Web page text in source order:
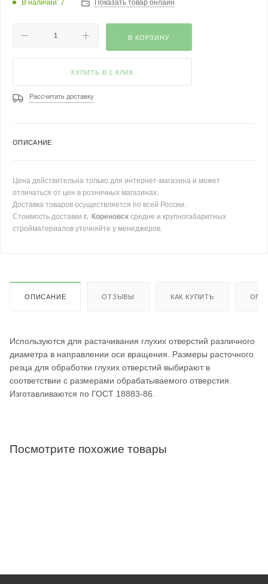
В наличии: 7 Показать товар онлайн
В КОРЗИНУ
КУПИТЬ В 1 КЛИК
Рассчитать доставку
ОПИСАНИЕ
Цена действительна только для интернет-магазина и может
отличаться от цен в розничных магазинах.
Доставка товаров осуществляется по всей России.
Стоимость доставки г. Кореновск средне и крупногабаритных
стройматериалов уточняйте у менеджеров.
ОПИСАНИЕ ОТЗЫВЫ КАК КУПИТЬ
Используются для растачивания глухих отверстий различного
диаметра в направлении оси вращения. Размеры расточного
резца для обработки глухих отверстий выбирают в
соответствии с размерами обрабатываемого отверстия.
Изготавливаются по ГОСТ 18883-86.
Посмотрите похожие товары